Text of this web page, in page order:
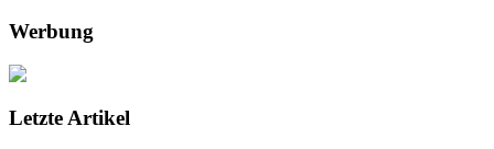
Werbung
Letzte Artikel